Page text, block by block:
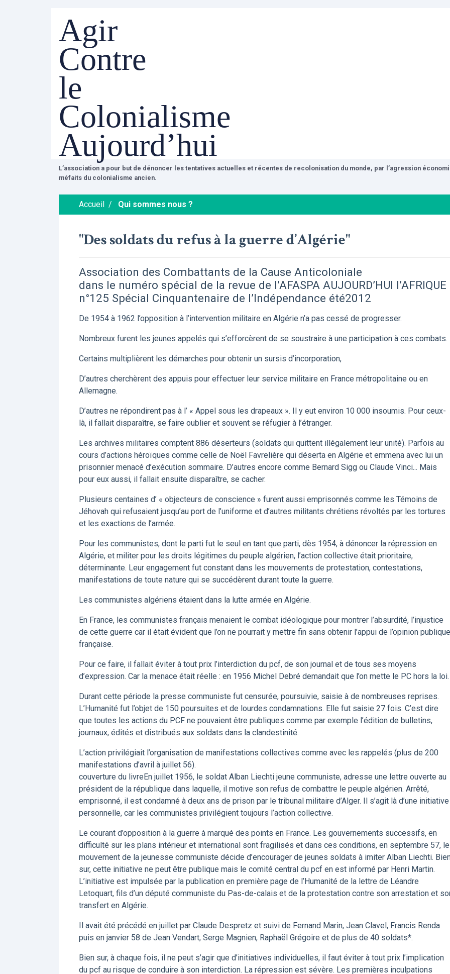
Agir
Contre
le
Colonialisme
Aujourd’hui
L’association a pour but de dénoncer les tentatives actuelles et récentes de recolonisation du monde, par l’agression
méfaits du colonialisme ancien.
Accueil / Qui sommes nous ?
"Des soldats du refus à la guerre d’Algérie"
Association des Combattants de la Cause Anticoloniale
dans le numéro spécial de la revue de l’AFASPA AUJOURD’HUI l’AFRIQUE
n°125 Spécial Cinquantenaire de l’Indépendance été2012
De 1954 à 1962 l’opposition à l’intervention militaire en Algérie n’a pas cessé de progresser.
Nombreux furent les jeunes appelés qui s’efforcèrent de se soustraire à une participation à ces combats.
Certains multiplièrent les démarches pour obtenir un sursis d’incorporation,
D’autres cherchèrent des appuis pour effectuer leur service militaire en France métropolitaine ou en
Allemagne.
D’autres ne répondirent pas à l’ « Appel sous les drapeaux ». Il y eut environ 10 000 insoumis. Pour ceux-
là, il fallait disparaître, se faire oublier et souvent se réfugier à l’étranger.
Les archives militaires comptent 886 déserteurs (soldats qui quittent illégalement leur unité). Parfois au
cours d’actions héroïques comme celle de Noël Favrelière qui déserta en Algérie et emmena avec lui un
prisonnier menacé d’exécution sommaire. D’autres encore comme Bernard Sigg ou Claude Vinci... Mais
pour eux aussi, il fallait ensuite disparaître, se cacher.
Plusieurs centaines d’ « objecteurs de conscience » furent aussi emprisonnés comme les Témoins de
Jéhovah qui refusaient jusqu’au port de l’uniforme et d’autres militants chrétiens révoltés par les tortures
et les exactions de l’armée.
Pour les communistes, dont le parti fut le seul en tant que parti, dès 1954, à dénoncer la répression en
Algérie, et militer pour les droits légitimes du peuple algérien, l’action collective était prioritaire,
déterminante. Leur engagement fut constant dans les mouvements de protestation, contestations,
manifestations de toute nature qui se succédèrent durant toute la guerre.
Les communistes algériens étaient dans la lutte armée en Algérie.
En France, les communistes français menaient le combat idéologique pour montrer l’absurdité, l’injustice
de cette guerre car il était évident que l’on ne pourrait y mettre fin sans obtenir l’appui de l’opinion publique
française.
Pour ce faire, il fallait éviter à tout prix l’interdiction du pcf, de son journal et de tous ses moyens
d’expression. Car la menace était réelle : en 1956 Michel Debré demandait que l’on mette le PC hors la loi.
Durant cette période la presse communiste fut censurée, poursuivie, saisie à de nombreuses reprises.
L’Humanité fut l’objet de 150 poursuites et de lourdes condamnations. Elle fut saisie 27 fois. C’est dire
que toutes les actions du PCF ne pouvaient être publiques comme par exemple l’édition de bulletins,
journaux, édités et distribués aux soldats dans la clandestinité.
L’action privilégiait l’organisation de manifestations collectives comme avec les rappelés (plus de 200
manifestations d’avril à juillet 56).
couverture du livreEn juillet 1956, le soldat Alban Liechti jeune communiste, adresse une lettre ouverte au
président de la république dans laquelle, il motive son refus de combattre le peuple algérien. Arrêté,
emprisonné, il est condamné à deux ans de prison par le tribunal militaire d’Alger. Il s’agit là d’une initiative
personnelle, car les communistes privilégient toujours l’action collective.
Le courant d’opposition à la guerre à marqué des points en France. Les gouvernements successifs, en
difficulté sur les plans intérieur et international sont fragilisés et dans ces conditions, en septembre 57, le
mouvement de la jeunesse communiste décide d’encourager de jeunes soldats à imiter Alban Liechti.
sur, cette initiative ne peut être publique mais le comité central du pcf en est informé par Henri Martin.
L’initiative est impulsée par la publication en première page de l’Humanité de la lettre de Léandre
Letoquart, fils d’un député communiste du Pas-de-calais et de la protestation contre son arrestation et
transfert en Algérie.
Il avait été précédé en juillet par Claude Despretz et suivi de Fernand Marin, Jean Clavel, Francis Renda
puis en janvier 58 de Jean Vendart, Serge Magnien, Raphaël Grégoire et de plus de 40 soldats*.
Bien sur, à chaque fois, il ne peut s’agir que d’initiatives individuelles, il faut éviter à tout prix l’implication
du pcf au risque de conduire à son interdiction. La répression est sévère. Les premières inculpations